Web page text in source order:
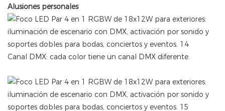
Alusiones personales
Canal DMX: cada color tiene un canal DMX diferente.